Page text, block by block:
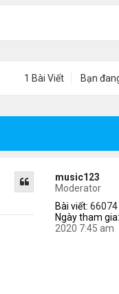
1 Bài Viết Bạn
music123
Moderator
Bài viết: 66074
Ngày tham gia:
2020 7:45 am